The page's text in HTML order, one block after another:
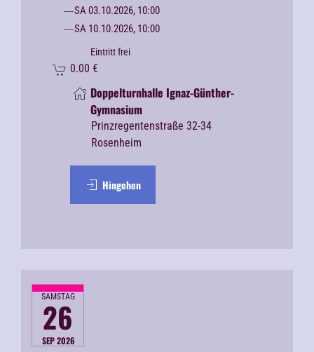
SA 03.10.2026, 10:00
SA 10.10.2026, 10:00
Eintritt frei
0.00 €
Doppelturnhalle Ignaz-Günther-
Gymnasium
Prinzregentenstraße 32-34
Rosenheim
Hingehen
SAMSTAG
26
SEP 2026